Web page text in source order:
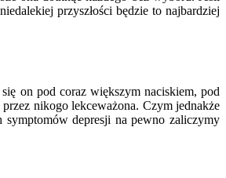
przyszłości będzie to najbardziej
on pod coraz większym naciskiem, pod
nikogo lekceważona. Czym jednakże
symptomów depresji na pewno zaliczymy